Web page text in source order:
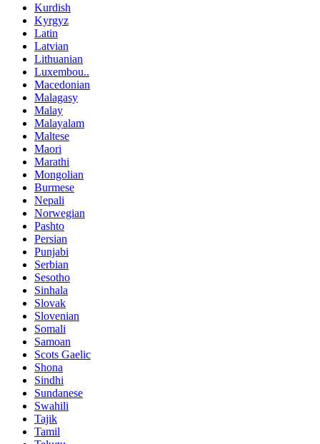
Kurdish
Kyrgyz
Latin
Latvian
Lithuanian
Luxembou..
Macedonian
Malagasy
Malay
Malayalam
Maltese
Maori
Marathi
Mongolian
Burmese
Nepali
Norwegian
Pashto
Persian
Punjabi
Serbian
Sesotho
Sinhala
Slovak
Slovenian
Somali
Samoan
Scots Gaelic
Shona
Sindhi
Sundanese
Swahili
Tajik
Tamil